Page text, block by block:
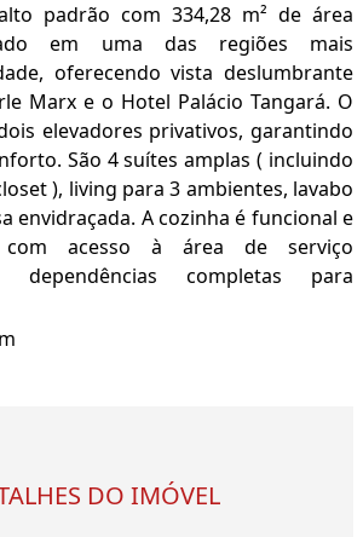
padrão com 334,28 m² de área
em uma das regiões mais
oferecendo vista deslumbrante
Marx e o Hotel Palácio Tangará. O
elevadores privativos, garantindo
São 4 suítes amplas ( incluindo
), living para 3 ambientes, lavabo
envidraçada. A cozinha é funcional e
com acesso à área de serviço
dependências completas para
DO IMÓVEL